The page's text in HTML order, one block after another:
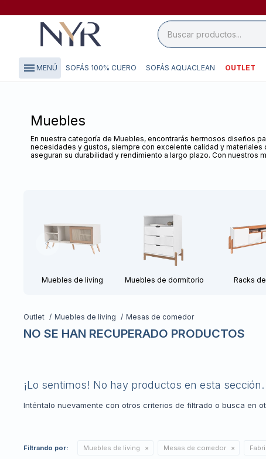
menu MENÚ SOFÁS 100% CUERO SOFÁS AQUACLEAN OUTLET
Muebles
En nuestra categoría de Muebles, encontrarás hermosos diseños
necesidades y gustos, siempre con excelente calidad y
aseguran su durabilidad y rendimiento a largo plazo. Con nuestros
Muebles de living Muebles de dormitorio Racks
Outlet Muebles de living Mesas de comedor
NO SE HAN RECUPERADO PRODUCTOS
¡Lo sentimos! No hay productos en esta sección.
Inténtalo nuevamente con otros criterios de filtrado o busca en
Filtrando por: Muebles de living Mesas de comedor
close